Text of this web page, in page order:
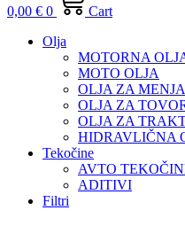
0,00 € 0
Cart
Olja
MOTORNA
MOTO OLJA
OLJA ZA
OLJA ZA
OLJA ZA
HIDRAVLIČNA
Tekočine
AVTO
ADITIVI
Filtri